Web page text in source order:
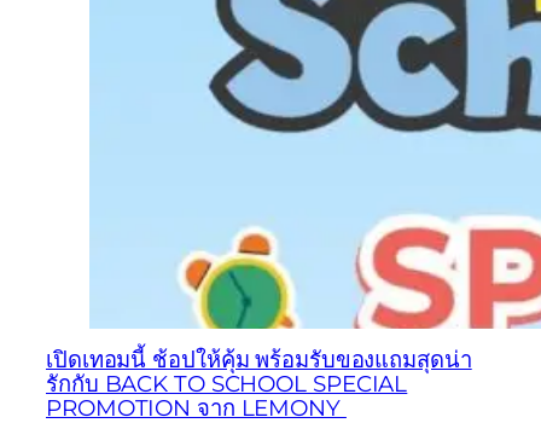
เปิดเทอมนี้ ช้อปให้คุ้ม พร้อมรับของแถมสุดน่า
รักกับ BACK TO SCHOOL SPECIAL
PROMOTION จาก LEMONY